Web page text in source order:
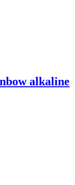
alkaline